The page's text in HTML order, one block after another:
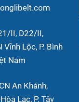
II, D22/II,
Lộc, P. Bình
Nam
An Khánh,
Lạc, P. Tây